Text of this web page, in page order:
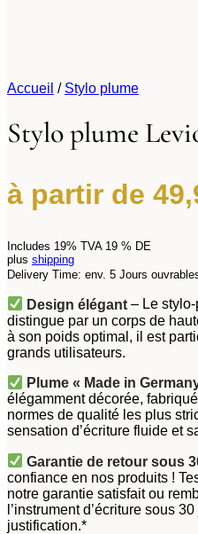
Accueil / Stylo plume
Stylo plume
à partir de
Includes 19% TVA 19 % DE
plus shipping
Delivery Time: env. 5 Jours
Design élégant– Le
distingue par un corps de
à son poids optimal, il est
grands utilisateurs.
Plume « Made in
élégamment décorée,
normes de qualité les plus
sensation d’écriture fluide et
Garantie de retour sous
confiance en nos produits !
notre garantie satisfait ou
l’instrument d’écriture sous
justification.*